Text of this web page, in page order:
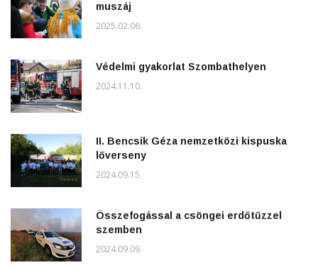
muszáj
2025.02.06.
Védelmi gyakorlat Szombathelyen
2024.11.10.
II. Bencsik Géza nemzetközi kispuska
lőverseny
2024.09.15.
Összefogással a csöngei erdőtűzzel
szemben
2024.09.09.